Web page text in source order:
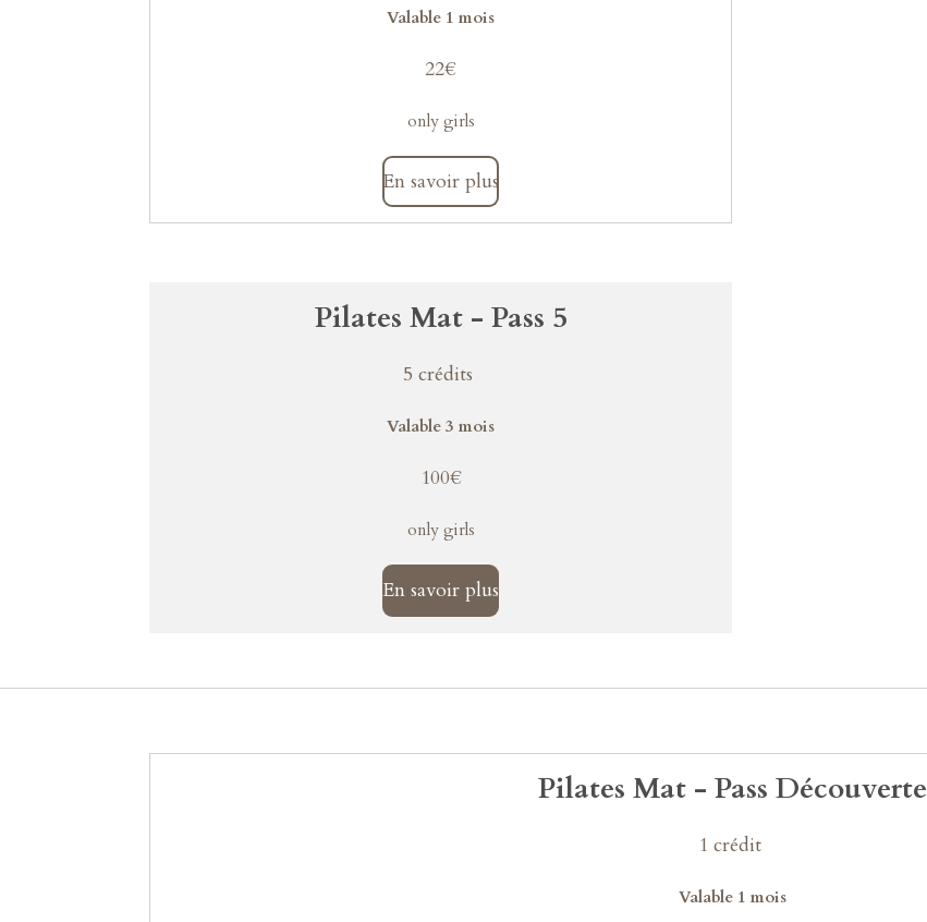
Valable 1 mois
22€
only girls
En savoir plus
Pilates Mat - Pass 5
5 crédits
Valable 3 mois
100€
only girls
En savoir plus
Pilates Mat - Pass Découverte
1 crédit
Valable 1 mois